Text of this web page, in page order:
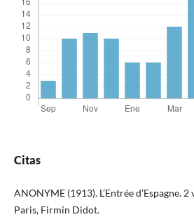
Citas
ANONYME (1913). L’Entrée d’Espagne. 2
Paris, Firmin Didot.